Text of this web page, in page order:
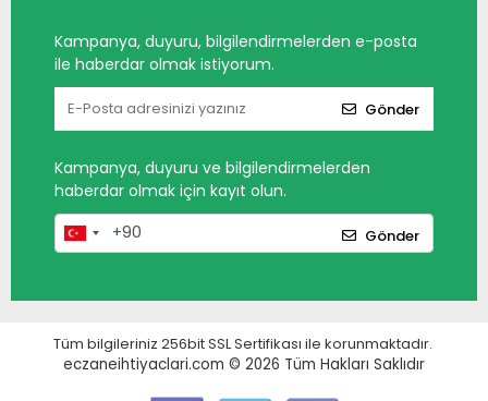
Kampanya, duyuru, bilgilendirmelerden e-posta
ile haberdar olmak istiyorum.
Gönder
Kampanya, duyuru ve bilgilendirmelerden
haberdar olmak için kayıt olun.
Gönder
Tüm bilgileriniz 256bit SSL Sertifikası ile korunmaktadır.
eczaneihtiyaclari.com © 2026 Tüm Hakları Saklıdır